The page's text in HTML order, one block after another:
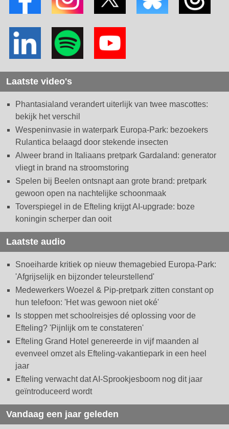
Laatste video's
Phantasialand verandert uiterlijk van twee mascottes:
bekijk het verschil
Wespeninvasie in waterpark Europa-Park: bezoekers
Rulantica belaagd door stekende insecten
Alweer brand in Italiaans pretpark Gardaland: generator
vliegt in brand na stroomstoring
Spelen bij Beelen ontsnapt aan grote brand: pretpark
gewoon open na nachtelijke schoonmaak
Toverspiegel in de Efteling krijgt AI-upgrade: boze
koningin scherper dan ooit
Laatste audio
Snoeiharde kritiek op nieuw themagebied Europa-Park:
'Afgrijselijk en bijzonder teleurstellend'
Medewerkers Woezel & Pip-pretpark zitten constant op
hun telefoon: 'Het was gewoon niet oké'
Is stoppen met schoolreisjes dé oplossing voor de
Efteling? 'Pijnlijk om te constateren'
Efteling Grand Hotel genereerde in vijf maanden al
evenveel omzet als Efteling-vakantiepark in een heel
jaar
Efteling verwacht dat AI-Sprookjesboom nog dit jaar
geïntroduceerd wordt
Vandaag een jaar geleden